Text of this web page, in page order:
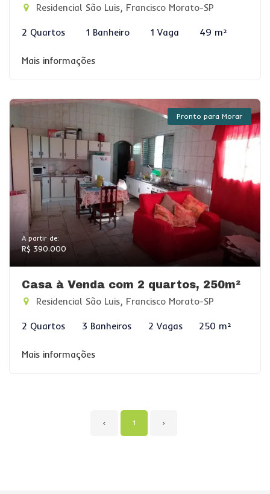
Residencial São Luis, Francisco Morato-SP
2 Quartos 1 Banheiro 1 Vaga 49 m²
Mais informações
Pronto para Morar
A partir de:
R$ 390.000
Casa à Venda com 2 quartos, 250m²
Residencial São Luis, Francisco Morato-SP
2 Quartos 3 Banheiros 2 Vagas 250 m²
Mais informações
‹ 1 ›